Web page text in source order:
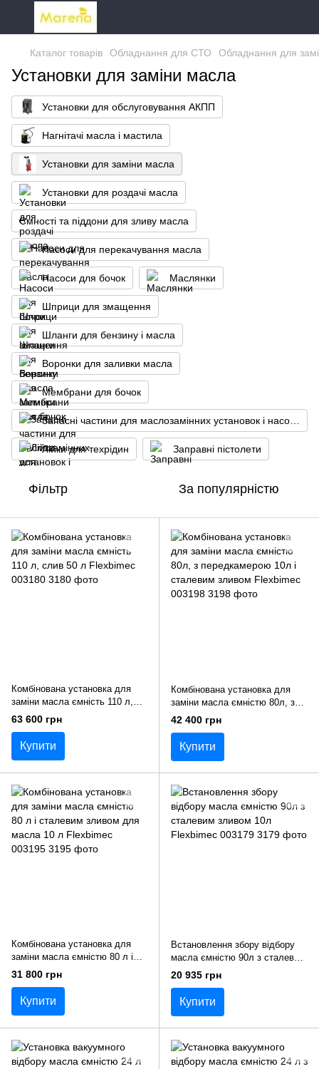
Каталог товарів Обладнання для СТО Обладнання для
Установки для заміни масла
Установки для обслуговування АКПП
Нагнітачі масла і мастила
Установки для заміни масла
Установки для роздачі масла
Ємності та піддони для зливу масла
Насоси для перекачування масла
Насоси для бочок Маслянки
Шприци для змащення
Шланги для бензину і масла
Воронки для заливки масла
Мембрани для бочок
Лійки для техрідин Заправні пістолети
Фільтр За популярністю
Комбінована установка для
заміни масла ємність 110 л,
слив 50 л Flexbimec 003180
63 600 грн
Купити
Комбінована установка для
заміни масла ємністю 80л, з
передкамерою 10л і сталевим
зливом Flexbimec 003198
42 400 грн
Купити
Комбінована установка для
заміни масла ємністю 80 л і
сталевим зливом для масла
10 л Flexbimec 003195
31 800 грн
Купити
Встановлення збору відбору
масла ємністю 90л з сталевим
зливом 10л Flexbimec 003179
20 935 грн
Купити